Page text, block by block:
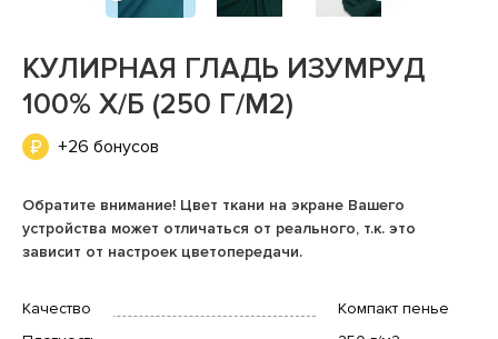
КУЛИРНАЯ ГЛАДЬ ИЗУМРУД
100% Х/Б (250 Г/М2)
+26 бонусов
Обратите внимание! Цвет ткани на экране Вашего
устройства может отличаться от реального, т.к. это
зависит от настроек цветопередачи.
Качество
Компакт пенье